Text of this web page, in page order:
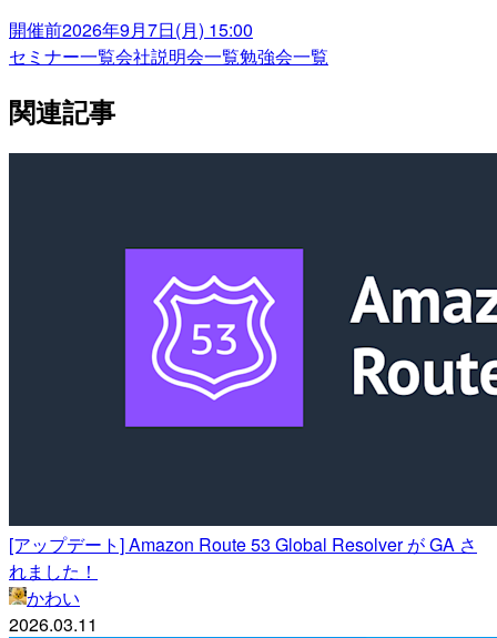
開催前2026年9月7日(月) 15:00
セミナー一覧会社説明会一覧勉強会一覧
関連記事
[アップデート] Amazon Route 53 Global Resolver が GA さ
れました！
かわい
2026.03.11